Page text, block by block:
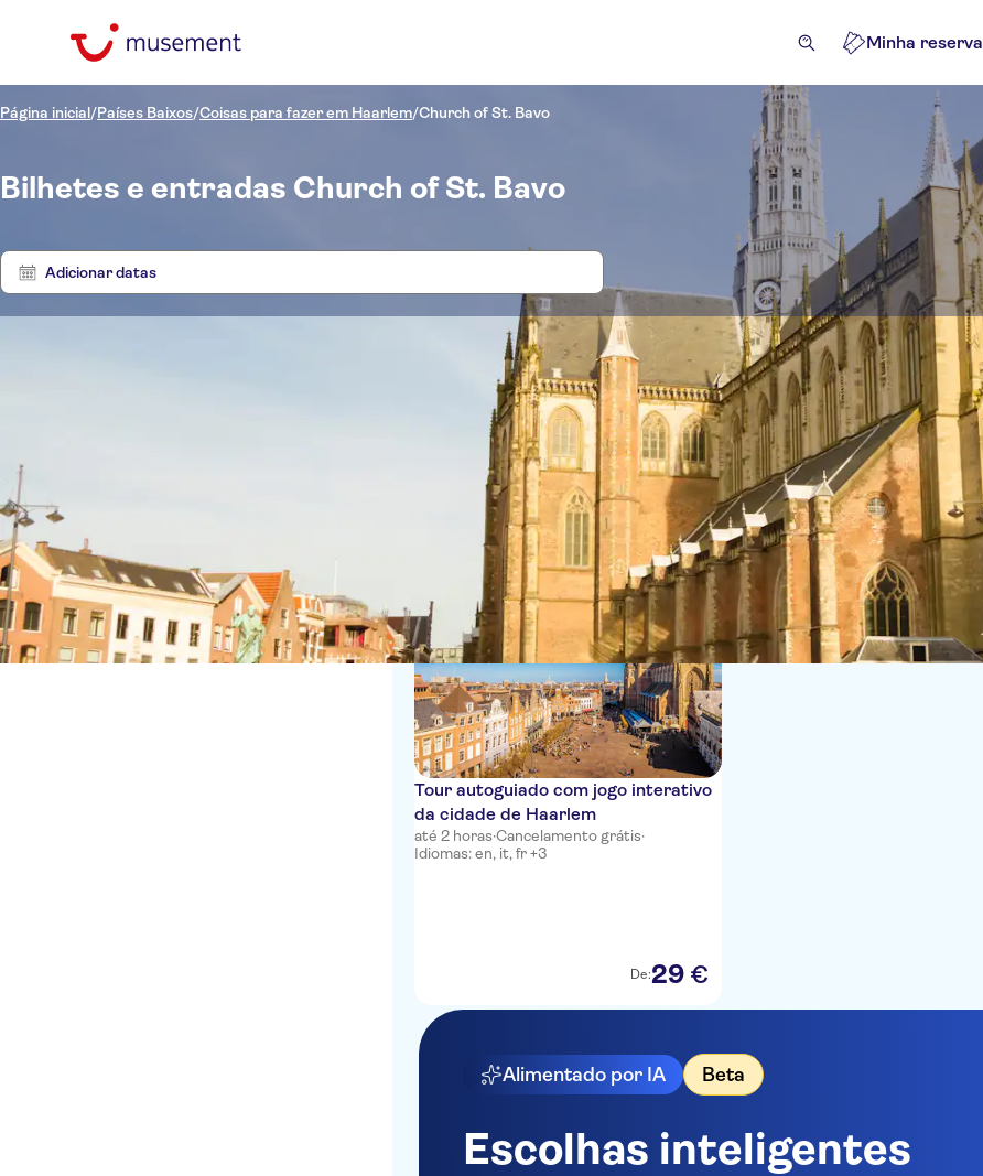
Minha reserva
Página inicial/Países Baixos/Coisas para fazer em Haarlem/Church of St. Bavo
Bilhetes e entradas Church of St. Bavo
Adicionar datas
Espanhol
Francês
Italiano
Holandês
Tours e bilhetes para Church of St. Bavo
Atividades
1 Experiências
Tour autoguiado com jogo interativo
da cidade de Haarlem
até 2 horas·Cancelamento grátis·
Idiomas: en, it, fr +3
De:29 €
Alimentado por IA Beta
Escolhas inteligentes